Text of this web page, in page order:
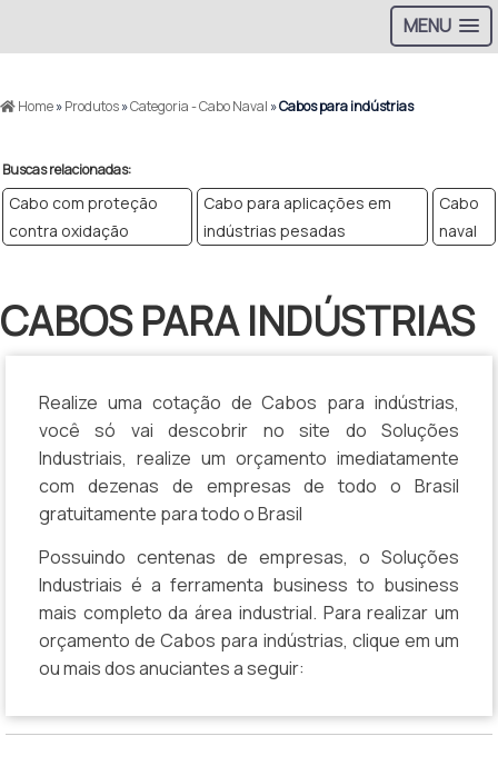
MENU
Home»Produtos»Categoria - Cabo Naval »Cabos para indústrias
Buscas relacionadas:
Cabo com proteção
contra oxidação
Cabo para aplicações em
indústrias pesadas
Cabo
naval
CABOS PARA INDÚSTRIAS
Realize uma cotação de Cabos para indústrias,
você só vai descobrir no site do Soluções
Industriais, realize um orçamento imediatamente
com dezenas de empresas de todo o Brasil
gratuitamente para todo o Brasil
Possuindo centenas de empresas, o Soluções
Industriais é a ferramenta business to business
mais completo da área industrial. Para realizar um
orçamento de Cabos para indústrias, clique em um
ou mais dos anuciantes a seguir: